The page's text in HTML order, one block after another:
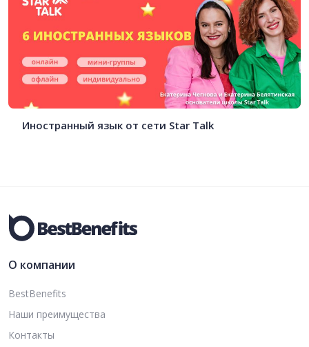
Иностранный язык от сети Star Talk
О компании
BestBenefits
Наши преимущества
Контакты